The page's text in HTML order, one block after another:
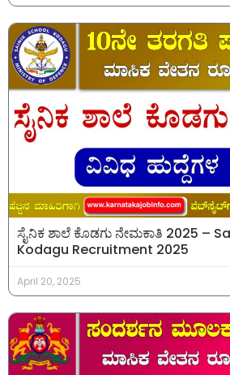
ಸೈನಿಕ ಶಾಲೆ ಕೊಡಗು ನೇಮಕಾತಿ 2025 –
Kodagu Recruitment 2025
April 20, 2025